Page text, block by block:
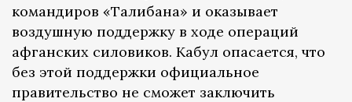
командиров «Талибана» и оказывает
воздушную поддержку в ходе операций
афганских силовиков. Кабул опасается, что
без этой поддержки официальное
правительство не сможет заключить